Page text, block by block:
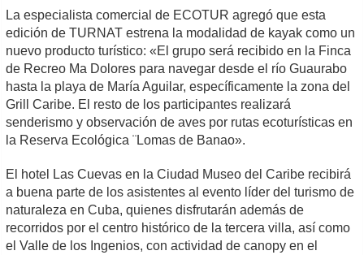
La especialista comercial de ECOTUR agregó que esta
edición de TURNAT estrena la modalidad de kayak como un
nuevo producto turístico: «El grupo será recibido en la Finca
de Recreo Ma Dolores para navegar desde el río Guaurabo
hasta la playa de María Aguilar, específicamente la zona del
Grill Caribe. El resto de los participantes realizará
senderismo y observación de aves por rutas ecoturísticas en
la Reserva Ecológica ¨Lomas de Banao».
El hotel Las Cuevas en la Ciudad Museo del Caribe recibirá
a buena parte de los asistentes al evento líder del turismo de
naturaleza en Cuba, quienes disfrutarán además de
recorridos por el centro histórico de la tercera villa, así como
el Valle de los Ingenios, con actividad de canopy en el